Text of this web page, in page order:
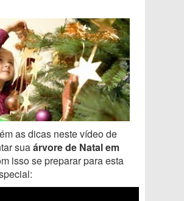
as dicas neste vídeo de
suaárvore de Natal em
isso se preparar para esta